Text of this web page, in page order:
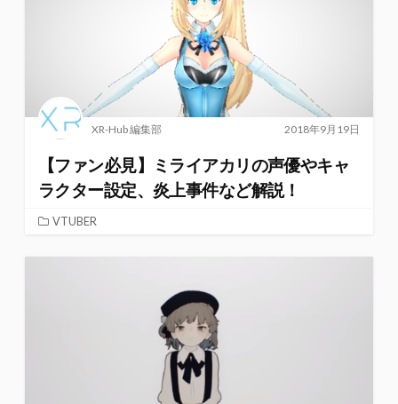
2018年9月19日
XR-Hub 編集部
【ファン必見】ミライアカリの声優やキャ
ラクター設定、炎上事件など解説！
VTUBER